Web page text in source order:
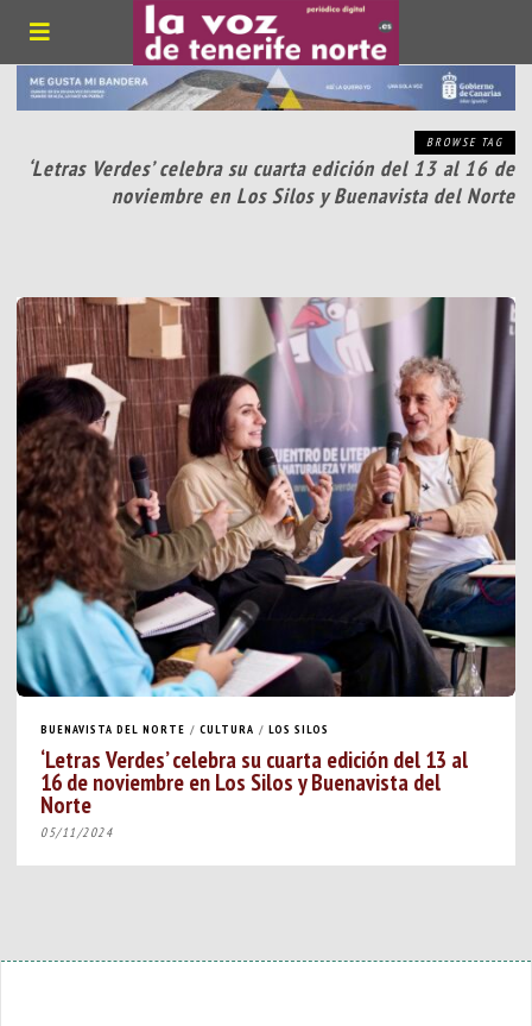
BROWSE TAG
‘Letras Verdes’ celebra su cuarta edición del 13 al 16 de
noviembre en Los Silos y Buenavista del Norte
BUENAVISTA DEL NORTE / CULTURA / LOS SILOS
‘Letras Verdes’ celebra su cuarta edición del 13 al
16 de noviembre en Los Silos y Buenavista del
Norte
05/11/2024